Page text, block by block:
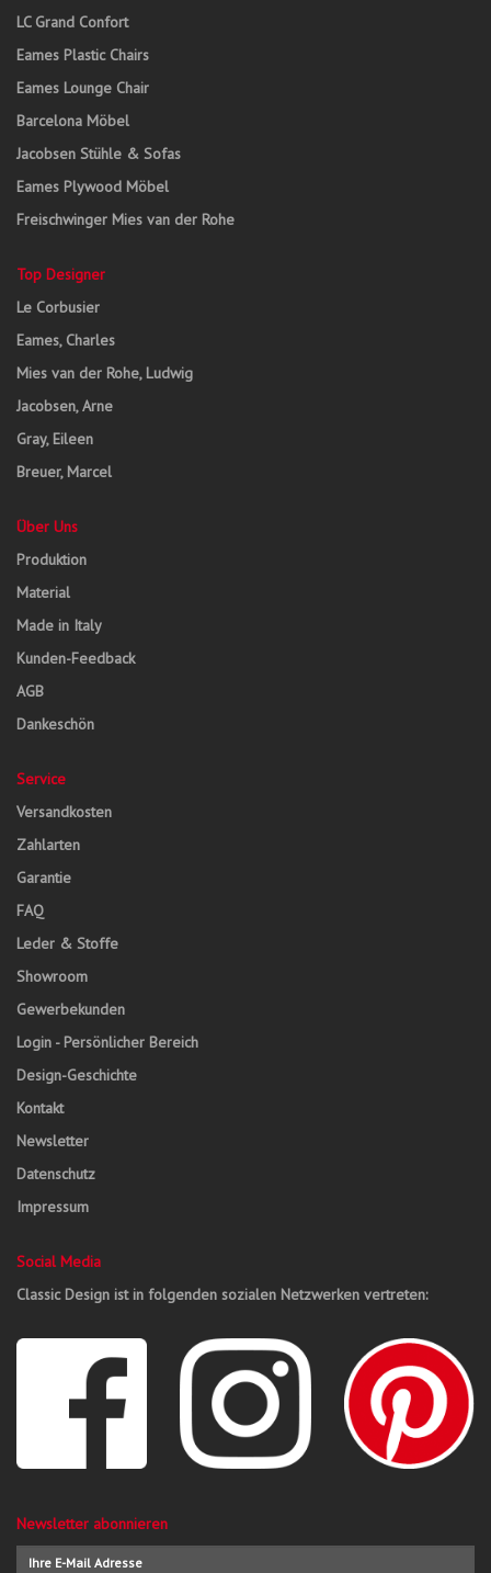
LC Grand Confort
Eames Plastic Chairs
Eames Lounge Chair
Barcelona Möbel
Jacobsen Stühle & Sofas
Eames Plywood Möbel
Freischwinger Mies van der Rohe
Top Designer
Le Corbusier
Eames, Charles
Mies van der Rohe, Ludwig
Jacobsen, Arne
Gray, Eileen
Breuer, Marcel
Über Uns
Produktion
Material
Made in Italy
Kunden-Feedback
AGB
Dankeschön
Service
Versandkosten
Zahlarten
Garantie
FAQ
Leder & Stoffe
Showroom
Gewerbekunden
Login - Persönlicher Bereich
Design-Geschichte
Kontakt
Newsletter
Datenschutz
Impressum
Social Media
Classic Design ist in folgenden sozialen Netzwerken vertreten:
Newsletter abonnieren